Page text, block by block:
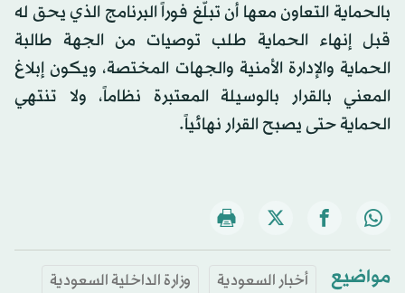
بالحماية التعاون معها أن تبلّغ فوراً البرنامج الذي يحق له
قبل إنهاء الحماية طلب توصيات من الجهة طالبة
الحماية والإدارة الأمنية والجهات المختصة، ويكون إبلاغ
المعني بالقرار بالوسيلة المعتبرة نظاماً، ولا تنتهي
الحماية حتى يصبح القرار نهائياً.
مواضيع أخبار السعودية
وزارة الداخلية السعودية